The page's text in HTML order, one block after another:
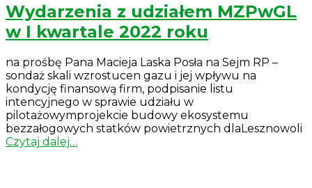
Wydarzenia z udziałem MZPwGL
w I kwartale 2022 roku
na prośbę Pana Macieja Laska Posła na Sejm RP –
sondaż skali wzrostucen gazu i jej wpływu na
kondycję finansową firm, podpisanie listu
intencyjnego w sprawie udziału w
pilotażowymprojekcie budowy ekosystemu
bezzałogowych statków powietrznych dlaLesznowoli
Czytaj dalej…